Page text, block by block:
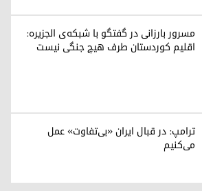
مسرور بارزانی در گفتگو با شبکه‌ی الجزیره:
اقلیم کوردستان طرف هیچ جنگی نیست
ترامپ: در قبال ایران «بی‌تفاوت» عمل
می‌کنیم